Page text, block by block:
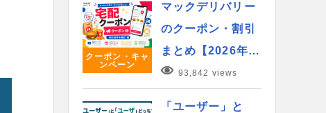
クーポン・キャ
ンペーン
マックデリバリー
のクーポン・割引
まとめ【2026年…
93,842 views
「ユーザー」と